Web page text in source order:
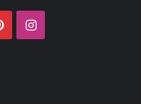
PinterestInstagram